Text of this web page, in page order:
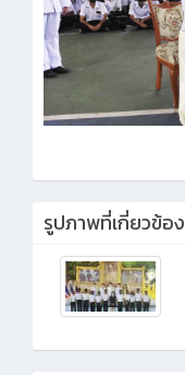
รูปภาพที่เกี่ยวข้อง